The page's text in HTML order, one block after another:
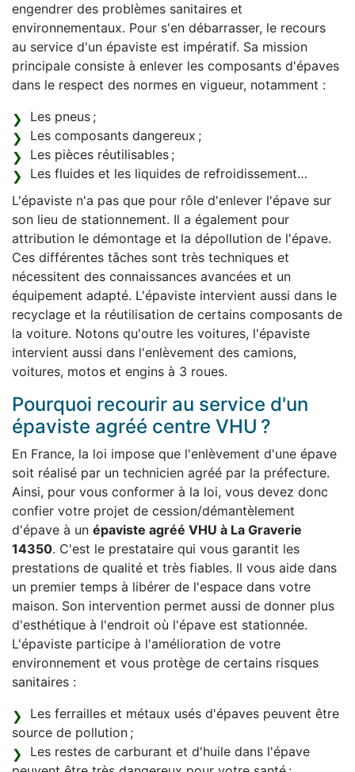
engendrer des problèmes sanitaires et
environnementaux. Pour s'en débarrasser, le recours
au service d'un épaviste est impératif. Sa mission
principale consiste à enlever les composants d'épaves
dans le respect des normes en vigueur, notamment :
Les pneus ;
Les composants dangereux ;
Les pièces réutilisables ;
Les fluides et les liquides de refroidissement…
L'épaviste n'a pas que pour rôle d'enlever l'épave sur
son lieu de stationnement. Il a également pour
attribution le démontage et la dépollution de l'épave.
Ces différentes tâches sont très techniques et
nécessitent des connaissances avancées et un
équipement adapté. L'épaviste intervient aussi dans le
recyclage et la réutilisation de certains composants de
la voiture. Notons qu'outre les voitures, l'épaviste
intervient aussi dans l'enlèvement des camions,
voitures, motos et engins à 3 roues.
Pourquoi recourir au service d'un
épaviste agréé centre VHU ?
En France, la loi impose que l'enlèvement d'une épave
soit réalisé par un technicien agréé par la préfecture.
Ainsi, pour vous conformer à la loi, vous devez donc
confier votre projet de cession/démantèlement
d'épave à un épaviste agréé VHU à La Graverie
14350. C'est le prestataire qui vous garantit les
prestations de qualité et très fiables. Il vous aide dans
un premier temps à libérer de l'espace dans votre
maison. Son intervention permet aussi de donner plus
d'esthétique à l'endroit où l'épave est stationnée.
L'épaviste participe à l'amélioration de votre
environnement et vous protège de certains risques
sanitaires :
Les ferrailles et métaux usés d'épaves peuvent être
source de pollution ;
Les restes de carburant et d'huile dans l'épave